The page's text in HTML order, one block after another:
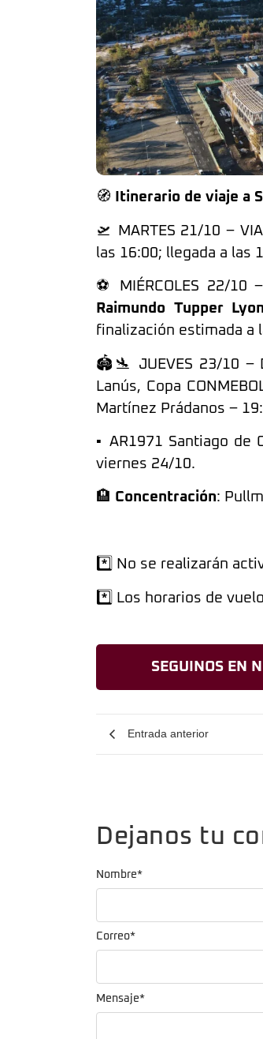
🧭 Itinerario de viaje a
🛫 MARTES 21/10 –
las 16:00; llegada a las
⚽ MIÉRCOLES 22/10
Raimundo Tupper
finalización estimada a
🏟️🛬 JUEVES 23/10 –
Lanús, Copa
Martínez Prádanos –
▪️ AR1971 Santiago de
viernes 24/10.
🏨 Concentración:
*️⃣ No se realizarán
*️⃣ Los horarios de
SEGUINOS EN
Entrada anterior
Dejanos tu
Mensaje*
Nombre*
Correo*